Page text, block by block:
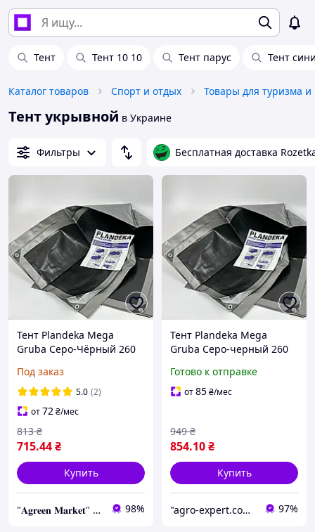
Тент Тент 10 10 Тент парус Тент
Каталог товаров Спорт и отдых Товары для туризма
Тент укрывной в Украине
Фильтры Бесплатная доставка
Тент Plandeka Mega
Gruba Серо-Чёрный 260
для авто Прочный
брезент
Под заказ
5.0 (2)
от72₴/мес
715.44₴
813 ₴
Купить
"𝐀𝐠𝐫𝐞𝐞𝐧 𝐌𝐚𝐫𝐤𝐞𝐭" – Выращивайте мечту, а мы позаботимся обо всем остальном! 98%
Тент Plandeka Mega
Gruba Серо-черный 260
для огорода Укрывной
тент для машины
Готово к отправке
от85₴/мес
854.10₴
949 ₴
Купить
"agro-expert.com.ua": Ваш качественный урожай! 97%